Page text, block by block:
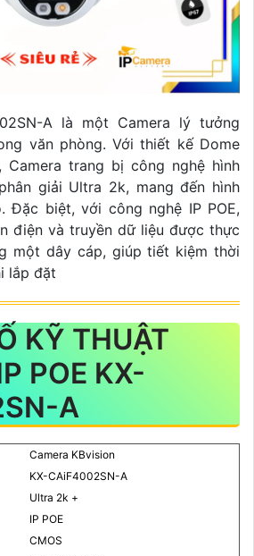
A là một Camera lý tưởng
văn phòng. Với thiết kế Dome
Camera trang bị công nghệ hình
giải Ultra 2k, mang đến hình
Đặc biệt, với công nghệ IP POE,
điện và truyền dữ liệu được thực
một dây cáp, giúp tiết kiệm thời
lắp đặt
KỸ THUẬT
POE KX-
A
Camera KBvision
KX-CAiF4002SN-A
Ultra 2k +
IP POE
CMOS